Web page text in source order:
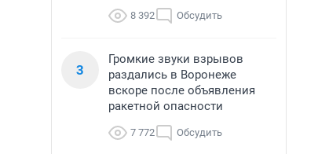
8 392 Обсудить
3
Громкие звуки взрывов
раздались в Воронеже
вскоре после объявления
ракетной опасности
7 772 Обсудить